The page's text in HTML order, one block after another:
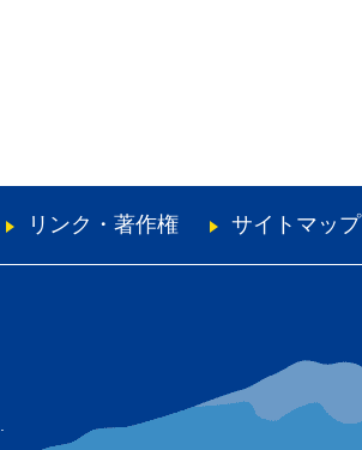
リンク・著作権 サイトマップ